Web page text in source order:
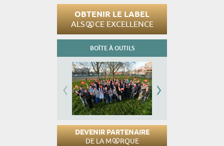
OBTENIR LE LABEL
ALS CE EXCELLENCE
BOÎTE À OUTILS
DEVENIR PARTENAIRE
DE LA M RQUE